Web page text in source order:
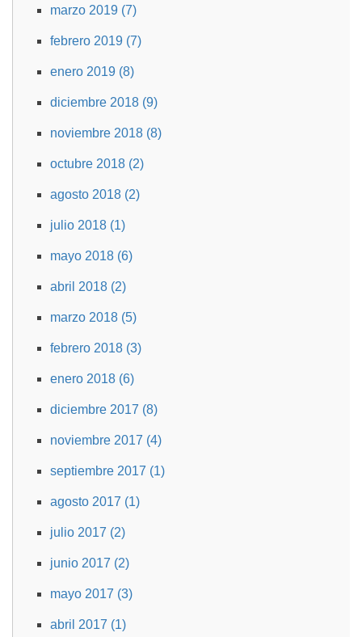
marzo 2019 (7)
febrero 2019 (7)
enero 2019 (8)
diciembre 2018 (9)
noviembre 2018 (8)
octubre 2018 (2)
agosto 2018 (2)
julio 2018 (1)
mayo 2018 (6)
abril 2018 (2)
marzo 2018 (5)
febrero 2018 (3)
enero 2018 (6)
diciembre 2017 (8)
noviembre 2017 (4)
septiembre 2017 (1)
agosto 2017 (1)
julio 2017 (2)
junio 2017 (2)
mayo 2017 (3)
abril 2017 (1)